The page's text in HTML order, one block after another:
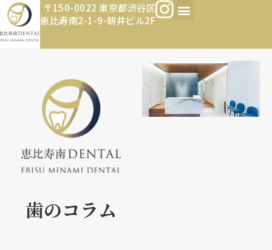
〒150-0022 東京都渋谷区
恵比寿南2-1-9-朝井ビル2F
歯のコラム​